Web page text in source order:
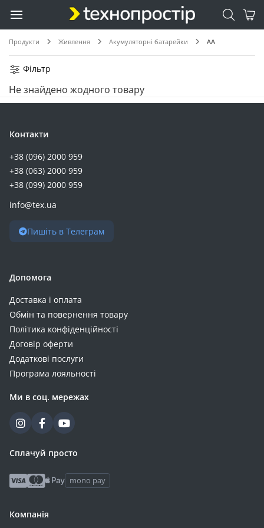
Продукти Живлення Акумуляторні батарейки AA
Фільтр
Не знайдено жодного товару
Контакти
+38 (096) 2000 959
+38 (063) 2000 959
+38 (099) 2000 959
info@tex.ua
Пишіть в Телеграм
Допомога
Доставка і оплата
Обмін та повернення товару
Політика конфіденційності
Договір оферти
Додаткові послуги
Програма лояльності
Ми в соц. мережах
Сплачуй просто
mono pay
Компанія